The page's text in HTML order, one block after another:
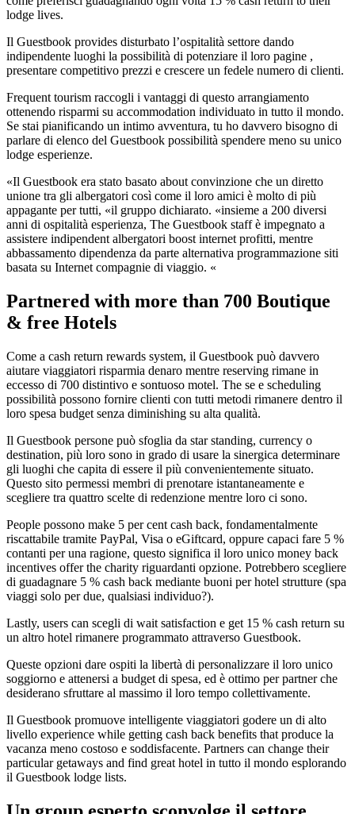
lodge lives.
Il Guestbook provides disturbato l’ospitalità settore dando
indipendente luoghi la possibilità di potenziare il loro pagine ,
presentare competitivo prezzi e crescere un fedele numero di clienti.
Frequent tourism raccogli i vantaggi di questo arrangiamento
ottenendo risparmi su accommodation individuato in tutto il mondo.
Se stai pianificando un intimo avventura, tu ho davvero bisogno di
parlare di elenco del Guestbook possibilità spendere meno su unico
lodge esperienze.
«Il Guestbook era stato basato about convinzione che un diretto
unione tra gli albergatori così come il loro amici è molto di più
appagante per tutti, «il gruppo dichiarato. «insieme a 200 diversi
anni di ospitalità esperienza, The Guestbook staff è impegnato a
assistere indipendent albergatori boost internet profitti, mentre
abbassamento dipendenza da parte alternativa programmazione siti
basata su Internet compagnie di viaggio. «
Partnered with more than 700 Boutique
& free Hotels
Come a cash return rewards system, il Guestbook può davvero
aiutare viaggiatori risparmia denaro mentre reserving rimane in
eccesso di 700 distintivo e sontuoso motel. The se e scheduling
possibilità possono fornire clienti con tutti metodi rimanere dentro il
loro spesa budget senza diminishing su alta qualità.
Il Guestbook persone può sfoglia da star standing, currency o
destination, più loro sono in grado di usare la sinergica determinare
gli luoghi che capita di essere il più convenientemente situato.
Questo sito permessi membri di prenotare istantaneamente e
scegliere tra quattro scelte di redenzione mentre loro ci sono.
People possono make 5 per cent cash back, fondamentalmente
riscattabile tramite PayPal, Visa o eGiftcard, oppure capaci fare 5 %
contanti per una ragione, questo significa il loro unico money back
incentives offer the charity riguardanti opzione. Potrebbero scegliere
di guadagnare 5 % cash back mediante buoni per hotel strutture (spa
viaggi solo per due, qualsiasi individuo?).
Lastly, users can scegli di wait satisfaction e get 15 % cash return su
un altro hotel rimanere programmato attraverso Guestbook.
Queste opzioni dare ospiti la libertà di personalizzare il loro unico
soggiorno e attenersi a budget di spesa, ed è ottimo per partner che
desiderano sfruttare al massimo il loro tempo collettivamente.
Il Guestbook promuove intelligente viaggiatori godere un di alto
livello experience while getting cash back benefits that produce la
vacanza meno costoso e soddisfacente. Partners can change their
particular getaways and find great hotel in tutto il mondo esplorando
il Guestbook lodge lists.